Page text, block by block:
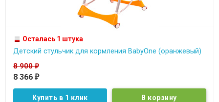
Осталась 1 штука
Детcкий стульчик для кормления BabyOne (оранжевый)
8 900₽
8 366 ₽
Купить в 1 клик